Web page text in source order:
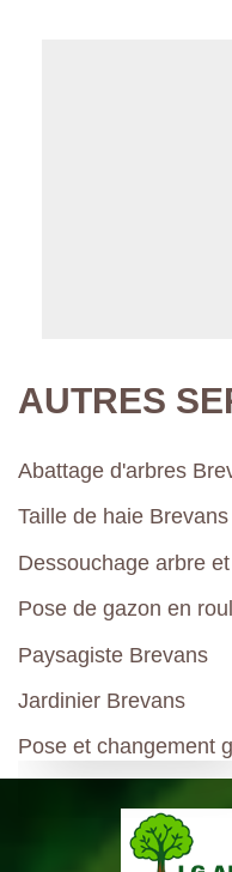
AUTRES
Abattage d'arbres
Taille de haie Brevans
Dessouchage arbre
Pose de gazon en
Paysagiste Brevans
Jardinier Brevans
Pose et changement